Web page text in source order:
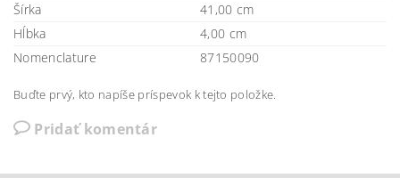
Šírka
41,00 cm
Hĺbka
4,00 cm
Nomenclature
87150090
Buďte prvý, kto napíše príspevok k tejto položke.
Pridať komentár